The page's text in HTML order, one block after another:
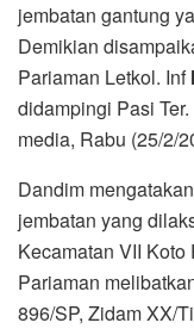
jembatan gantung
Demikian
Pariaman Letkol. Inf
didampingi Pasi
media, Rabu (25/2/
Dandim
jembatan yang
Kecamatan VII
Pariaman
896/SP, Zidam XX/